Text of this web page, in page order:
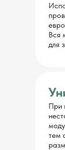
Вся
для
При
тем